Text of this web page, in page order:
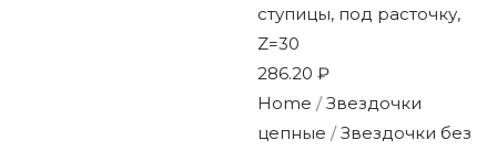
ступицы, под расточку,
Z=30
286.20₽
Home /Звездочки
цепные /Звездочки без